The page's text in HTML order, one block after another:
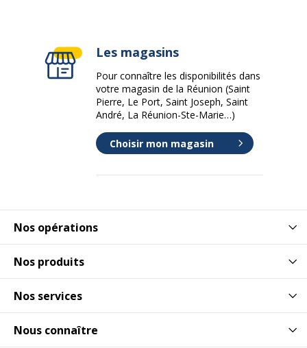
Nos opérations
Nos produits
Nos services
Nous connaître
Les magasins
Pour connaître les disponibilités dans
votre magasin de la Réunion (Saint
Pierre, Le Port, Saint Joseph, Saint
André, La Réunion-Ste-Marie…)
Choisir mon magasin